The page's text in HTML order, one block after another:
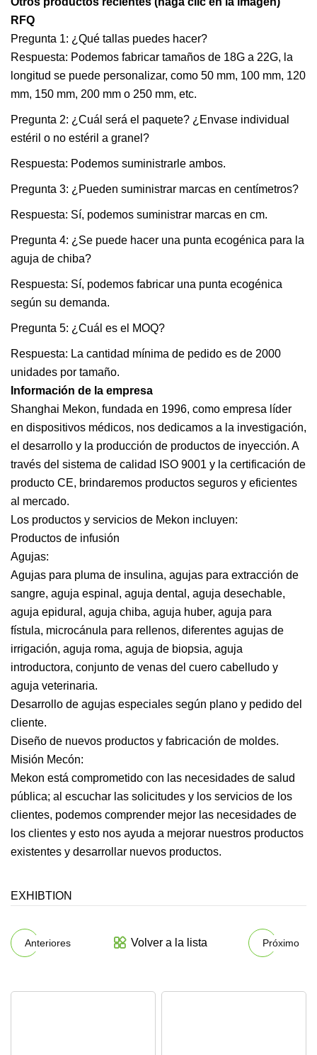
RFQ
Pregunta 1: ¿Qué tallas puedes hacer?
Respuesta: Podemos fabricar tamaños de 18G a 22G, la
longitud se puede personalizar, como 50 mm, 100 mm, 120
mm, 150 mm, 200 mm o 250 mm, etc.
Pregunta 2: ¿Cuál será el paquete? ¿Envase individual
estéril o no estéril a granel?
Respuesta: Podemos suministrarle ambos.
Pregunta 3: ¿Pueden suministrar marcas en centímetros?
Respuesta: Sí, podemos suministrar marcas en cm.
Pregunta 4: ¿Se puede hacer una punta ecogénica para la
aguja de chiba?
Respuesta: Sí, podemos fabricar una punta ecogénica
según su demanda.
Pregunta 5: ¿Cuál es el MOQ?
Respuesta: La cantidad mínima de pedido es de 2000
unidades por tamaño.
Información de la empresa
Shanghai Mekon, fundada en 1996, como empresa líder
en dispositivos médicos, nos dedicamos a la investigación,
el desarrollo y la producción de productos de inyección. A
través del sistema de calidad ISO 9001 y la certificación de
producto CE, brindaremos productos seguros y eficientes
al mercado.
Los productos y servicios de Mekon incluyen:
Productos de infusión
Agujas:
Agujas para pluma de insulina, agujas para extracción de
sangre, aguja espinal, aguja dental, aguja desechable,
aguja epidural, aguja chiba, aguja huber, aguja para
fístula, microcánula para rellenos, diferentes agujas de
irrigación, aguja roma, aguja de biopsia, aguja
introductora, conjunto de venas del cuero cabelludo y
aguja veterinaria.
Desarrollo de agujas especiales según plano y pedido del
cliente.
Diseño de nuevos productos y fabricación de moldes.
Misión Mecón:
Mekon está comprometido con las necesidades de salud
pública; al escuchar las solicitudes y los servicios de los
clientes, podemos comprender mejor las necesidades de
los clientes y esto nos ayuda a mejorar nuestros productos
existentes y desarrollar nuevos productos.
EXHIBTION
Anteriores Volver a la lista Próximo